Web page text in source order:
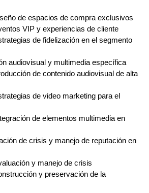
de espacios de compra exclusivos
VIP y experiencias de cliente
de fidelización en el segmento
audiovisual y multimedia específica
de contenido audiovisual de alta
de video marketing para el
de elementos multimedia en
de crisis y manejo de reputación en
y manejo de crisis
y preservación de la